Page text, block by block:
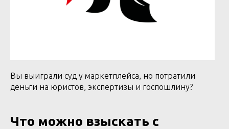
Вы выиграли суд у маркетплейса, но потратили
деньги на юристов, экспертизы и госпошлину?
Что можно взыскать с